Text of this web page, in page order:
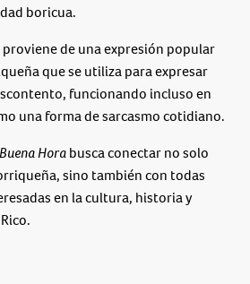
boricua.
proviene de una expresión popular
que se utiliza para expresar
funcionando incluso en
una forma de sarcasmo cotidiano.
Horabusca conectar no solo
sino también con todas
en la cultura, historia y